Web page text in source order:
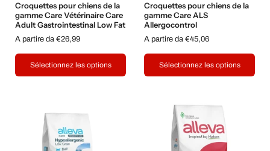
Croquettes pour chiens de la
gamme Care Vétérinaire Care
Adult Gastrointestinal Low Fat
A partire da €26,99
Sélectionnez les options
Croquettes pour chiens de la
gamme Care ALS
Allergocontrol
A partire da €45,06
Sélectionnez les options